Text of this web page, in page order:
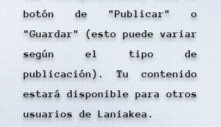
botón de "Publicar" o
"Guardar" (esto puede variar
según el tipo de
publicación). Tu contenido
estará disponible para otros
usuarios de Laniakea.